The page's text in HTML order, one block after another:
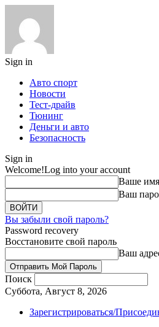
Sign in
Авто спорт
Новости
Тест-драйв
Тюнинг
Деньги и авто
Безопасность
Sign in
Welcome!Log into your account
Ваше имя
Ваш
Вы забыли свой пароль?
Password recovery
Восстановите свой пароль
Ваш
Поиск
Суббота, Август 8, 2026
Зарегистрироваться/